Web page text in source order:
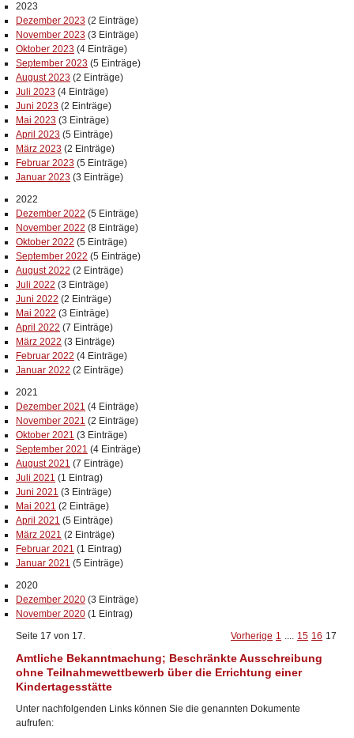
2023
Dezember 2023 (2 Einträge)
November 2023 (3 Einträge)
Oktober 2023 (4 Einträge)
September 2023 (5 Einträge)
August 2023 (2 Einträge)
Juli 2023 (4 Einträge)
Juni 2023 (2 Einträge)
Mai 2023 (3 Einträge)
April 2023 (5 Einträge)
März 2023 (2 Einträge)
Februar 2023 (5 Einträge)
Januar 2023 (3 Einträge)
2022
Dezember 2022 (5 Einträge)
November 2022 (8 Einträge)
Oktober 2022 (5 Einträge)
September 2022 (5 Einträge)
August 2022 (2 Einträge)
Juli 2022 (3 Einträge)
Juni 2022 (2 Einträge)
Mai 2022 (3 Einträge)
April 2022 (7 Einträge)
März 2022 (3 Einträge)
Februar 2022 (4 Einträge)
Januar 2022 (2 Einträge)
2021
Dezember 2021 (4 Einträge)
November 2021 (2 Einträge)
Oktober 2021 (3 Einträge)
September 2021 (4 Einträge)
August 2021 (7 Einträge)
Juli 2021 (1 Eintrag)
Juni 2021 (3 Einträge)
Mai 2021 (2 Einträge)
April 2021 (5 Einträge)
März 2021 (2 Einträge)
Februar 2021 (1 Eintrag)
Januar 2021 (5 Einträge)
2020
Dezember 2020 (3 Einträge)
November 2020 (1 Eintrag)
Seite 17 von 17.
Vorherige 1 .... 15 16 17
Amtliche Bekanntmachung; Beschränkte Ausschreibung
ohne Teilnahmewettbewerb über die Errichtung einer
Kindertagesstätte
Unter nachfolgenden Links können Sie die genannten Dokumente
aufrufen: